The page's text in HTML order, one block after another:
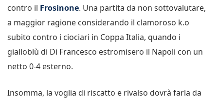
contro il Frosinone. Una partita da non sottovalutare,
a maggior ragione considerando il clamoroso k.o
subito contro i ciociari in Coppa Italia, quando i
gialloblù di Di Francesco estromisero il Napoli con un
netto 0-4 esterno.
Insomma, la voglia di riscatto e rivalso dovrà farla da